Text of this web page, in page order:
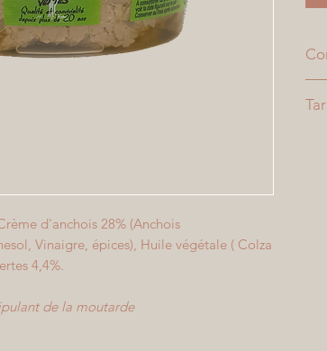
d'anchois 28% (Anchois
Vinaigre, épices), Huile végétale ( Colza
4,4%.
de la moutarde